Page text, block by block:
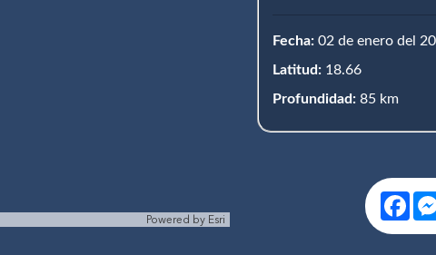
Powered by Esri
Fecha: 02 de enero del
Latitud: 18.66
Profundidad: 85 km